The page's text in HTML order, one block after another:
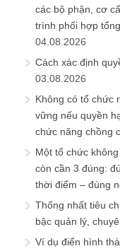
các bộ phận, cơ
trình phối hợp
04.08.2026
Cách xác định
03.08.2026
Không có tổ chức
vững nếu quyền
chức năng chồng
Một tổ chức
còn cần 3 đúng:
thời điểm – đúng
Thống nhất tiêu
bậc quản lý,
Ví dụ điển hình